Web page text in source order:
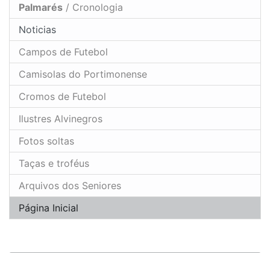
Palmarés / Cronologia
Noticias
Campos de Futebol
Camisolas do Portimonense
Cromos de Futebol
Ilustres Alvinegros
Fotos soltas
Taças e troféus
Arquivos dos Seniores
Página Inicial